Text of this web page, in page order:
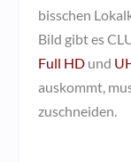
bisschen
Bild gibt es
Full HDund
auskommt,
zuschneiden.